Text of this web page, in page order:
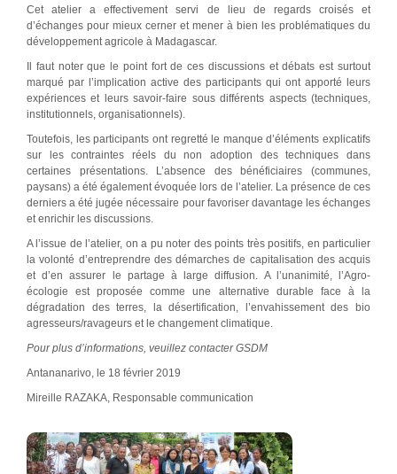
Cet atelier a effectivement servi de lieu de regards croisés et
d’échanges pour mieux cerner et mener à bien les problématiques du
développement agricole à Madagascar.
Il faut noter que le point fort de ces discussions et débats est surtout
marqué par l’implication active des participants qui ont apporté leurs
expériences et leurs savoir-faire sous différents aspects (techniques,
institutionnels, organisationnels).
Toutefois, les participants ont regretté le manque d’éléments explicatifs
sur les contraintes réels du non adoption des techniques dans
certaines présentations. L’absence des bénéficiaires (communes,
paysans) a été également évoquée lors de l’atelier. La présence de ces
derniers a été jugée nécessaire pour favoriser davantage les échanges
et enrichir les discussions.
A l’issue de l’atelier, on a pu noter des points très positifs, en particulier
la volonté d’entreprendre des démarches de capitalisation des acquis
et d’en assurer le partage à large diffusion. A l’unanimité, l’Agro-
écologie est proposée comme une alternative durable face à la
dégradation des terres, la désertification, l’envahissement des bio
agresseurs/ravageurs et le changement climatique.
Pour plus d’informations, veuillez contacter GSDM
Antananarivo, le 18 février 2019
Mireille RAZAKA, Responsable communication